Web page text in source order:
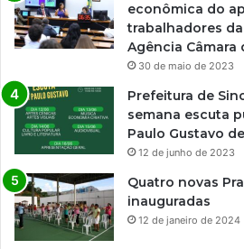
econômica do
trabalhadores
Agência Câmara
30 de maio de 2023
Prefeitura de
semana escuta
Paulo Gustavo
12 de junho de 2023
Quatro novas
inauguradas
12 de janeiro de 2024